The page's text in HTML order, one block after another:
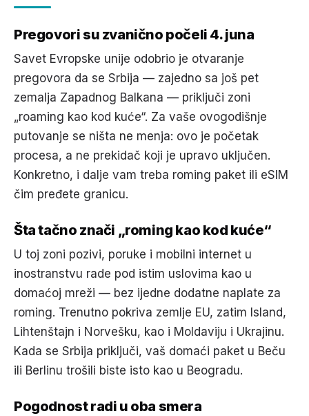
Pregovori su zvanično počeli 4. juna
Savet Evropske unije odobrio je otvaranje
pregovora da se Srbija — zajedno sa još pet
zemalja Zapadnog Balkana — priključi zoni
„roaming kao kod kuće“. Za vaše ovogodišnje
putovanje se ništa ne menja: ovo je početak
procesa, a ne prekidač koji je upravo uključen.
Konkretno, i dalje vam treba roming paket ili eSIM
čim pređete granicu.
Šta tačno znači „roming kao kod kuće“
U toj zoni pozivi, poruke i mobilni internet u
inostranstvu rade pod istim uslovima kao u
domaćoj mreži — bez ijedne dodatne naplate za
roming. Trenutno pokriva zemlje EU, zatim Island,
Lihtenštajn i Norvešku, kao i Moldaviju i Ukrajinu.
Kada se Srbija priključi, vaš domaći paket u Beču
ili Berlinu trošili biste isto kao u Beogradu.
Pogodnost radi u oba smera